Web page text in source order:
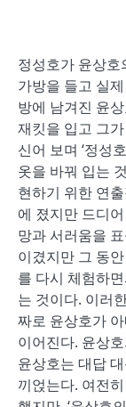
정성호가 윤상호
가방을 들고 실
방에 남겨진 윤
재킷을 입고 그
신어 보며 ‘정성
옷을 바꿔 입는
현하기 위한 연
에 졌지만 드디
망과 서러움을
이겼지만 그 동
를 다시 체험하
는 것이다. 이러
짜로 윤상호가
이어진다. 윤상
윤상호는 대답
끼얹는다. 여전